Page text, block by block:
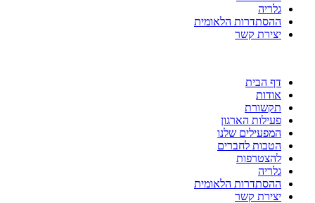
גלריה
ההסתדרות הלאומית
יצירת קשר
דף הבית
אודות
תקשורת
פעילות הארגון
המפעילים שלנו
הטבות לחברים
להצטרפות
גלריה
ההסתדרות הלאומית
יצירת קשר